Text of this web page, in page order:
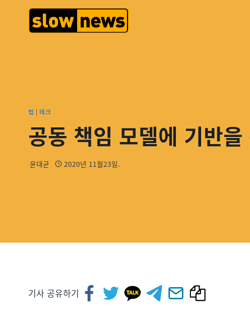
법 |테크
공동 책임 모델에 기반
윤대균 2020년 11월23일.
기사 공유하기